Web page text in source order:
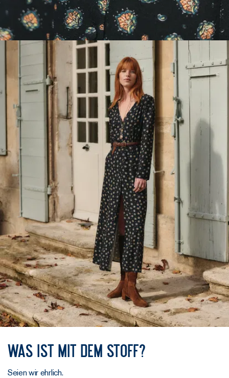
Was ist mit dem Stoff?
Seien wir ehrlich.